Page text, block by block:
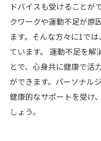
ドバイスも受けることが
クワークや運動不足が原
ます。そんな方々に1で
ています。 運動不足を解
とで、心身共に健康で活
ができます。パーソナル
健康的なサポートを受け
しょう。